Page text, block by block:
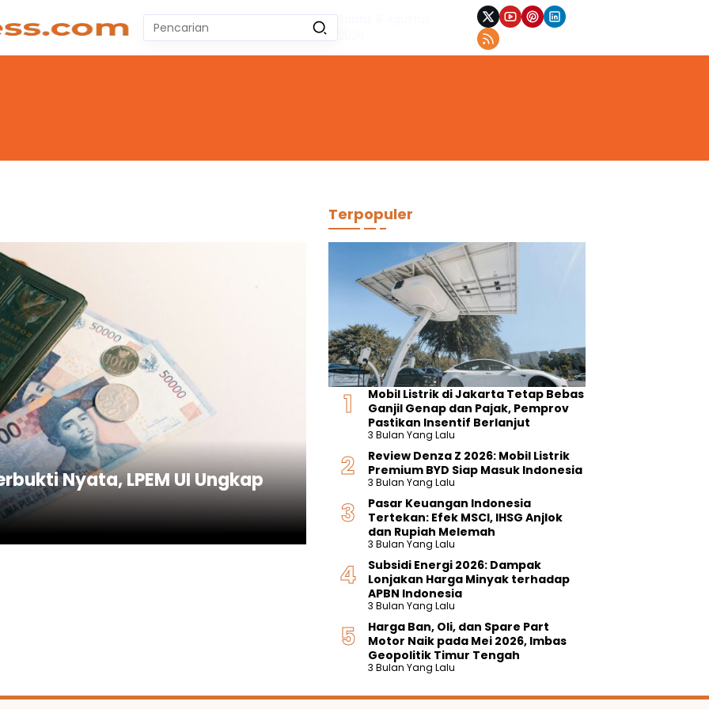
Pencarian
untuk:
Sabtu, 8 Agustus
Nyata, LPEM UI Ungkap
Terpopuler
Mobil Listrik di Jakarta Tetap Bebas
Ganjil Genap dan Pajak, Pemprov
Pastikan Insentif Berlanjut
3 Bulan Yang Lalu
Review Denza Z 2026: Mobil Listrik
Premium BYD Siap Masuk Indonesia
3 Bulan Yang Lalu
Pasar Keuangan Indonesia
Tertekan: Efek MSCI, IHSG Anjlok
dan Rupiah Melemah
3 Bulan Yang Lalu
Subsidi Energi 2026: Dampak
Lonjakan Harga Minyak terhadap
APBN Indonesia
3 Bulan Yang Lalu
Harga Ban, Oli, dan Spare Part
Motor Naik pada Mei 2026, Imbas
Geopolitik Timur Tengah
3 Bulan Yang Lalu